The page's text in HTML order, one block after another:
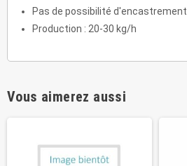
Pas de possibilité d'encastrement
Production : 20-30 kg/h
Vous aimerez aussi